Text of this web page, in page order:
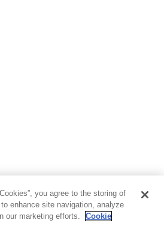
映画・音楽・演劇
教養
you agree to the storing of
enhance site navigation, analyze
our marketing efforts.
Cookie